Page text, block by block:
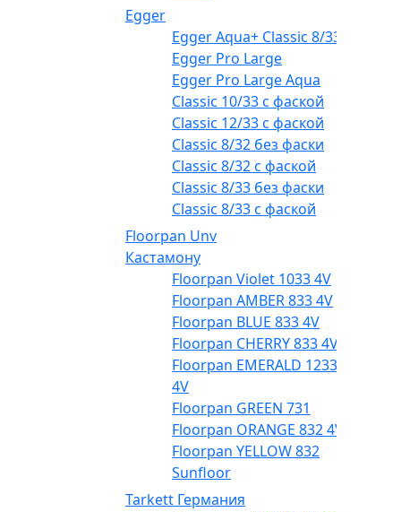
Egger
Egger Aqua+ Classic 8/33
Egger Pro Large
Egger Pro Large Aqua
Classic 10/33 с фаской
Classic 12/33 с фаской
Classic 8/32 без фаски
Classic 8/32 с фаской
Classic 8/33 без фаски
Classic 8/33 с фаской
Floorpan Unv
Кастамону
Floorpan Violet 1033 4V
Floorpan AMBER 833 4V
Floorpan BLUE 833 4V
Floorpan CHERRY 833 4V
Floorpan EMERALD 1233
4V
Floorpan GREEN 731
Floorpan ORANGE 832 4V
Floorpan YELLOW 832
Sunfloor
Tarkett Германия